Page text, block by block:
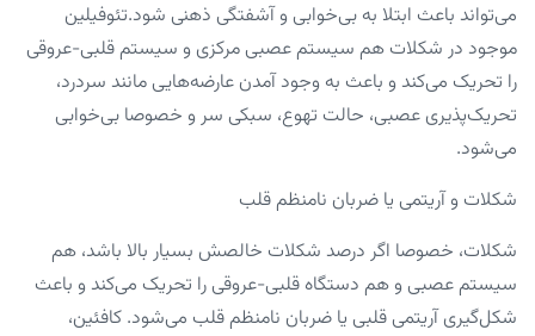
می‌تواند باعث ابتلا به بی‌خوابی و آشفتگی ذهنی شود.تئوفیلین
موجود در شکلات هم سیستم عصبی مرکزی و سیستم قلبی-عروقی
را تحریک می‌کند و باعث به‌ وجود آمدن عارضه‌هایی مانند سردرد،
تحریک‌پذیری عصبی، ‌حالت تهوع، سبکی سر و خصوصا بی‌خوابی
می‌شود.
شکلات و آریتمی یا ضربان نامنظم قلب
شکلات، خصوصا اگر درصد شکلات خالصش بسیار بالا باشد، هم
سیستم عصبی و هم دستگاه قلبی-عروقی را تحریک می‌کند و باعث
شکل‌گیری آریتمی قلبی یا ضربان نامنظم قلب می‌شود. کافئین،